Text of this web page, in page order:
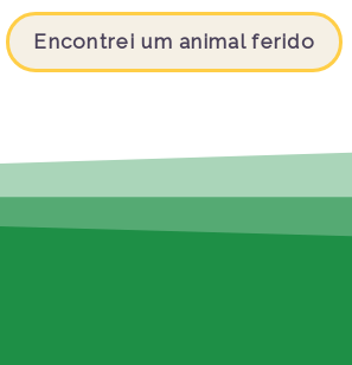
Encontrei um animal ferido